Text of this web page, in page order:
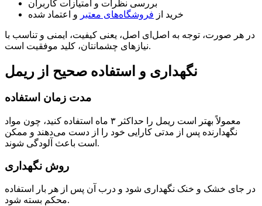
بررسی نظرات و امتیازات کاربران
خرید از فروشگاه‌های معتبر و اعتماد شده
در هر صورت، توجه به اصل‌ای اصل، یعنی کیفیت، ایمنی و تناسب با
نیازهای چشمانتان، کلید موفقیت است.
نگهداری و استفاده صحیح از ریمل
مدت زمان استفاده
معمولاً بهتر است ریمل را حداکثر ۳ ماه استفاده کنید، چون مواد
نگهدارنده پس از مدتی کارایی خود را از دست می‌دهند و ممکن
است باعث آلودگی شوند.
روش نگهداری
در جای خشک و خنک نگهداری شود و درب آن پس از هر بار استفاده
محکم بسته شود.